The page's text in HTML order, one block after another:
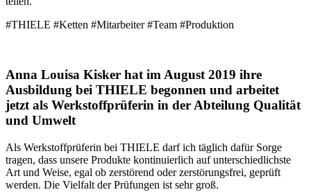
#THIELE #Ketten #Mitarbeiter #Team #Produktion
Anna Louisa Kisker hat im August 2019 ihre
Ausbildung bei THIELE begonnen und arbeitet
jetzt als Werkstoffprüferin in der Abteilung Qualität
und Umwelt
Als Werkstoffprüferin bei THIELE darf ich täglich dafür Sorge
tragen, dass unsere Produkte kontinuierlich auf unterschiedlichste
Art und Weise, egal ob zerstörend oder zerstörungsfrei, geprüft
werden. Die Vielfalt der Prüfungen ist sehr groß.